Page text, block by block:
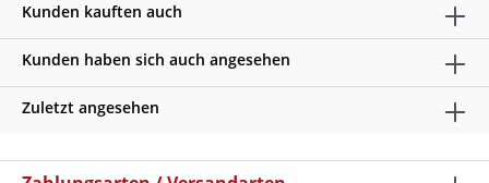
Kunden kauften auch
Kunden haben sich auch angesehen
Zuletzt angesehen